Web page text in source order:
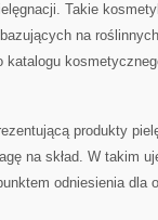
Takie
na
katalogu
produkty
na skład. W takim
odniesienia dla